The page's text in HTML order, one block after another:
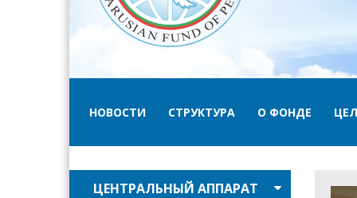
НОВОСТИ СТРУКТУРА О ФОНДЕ
ЦЕНТРАЛЬНЫЙ АППАРАТ